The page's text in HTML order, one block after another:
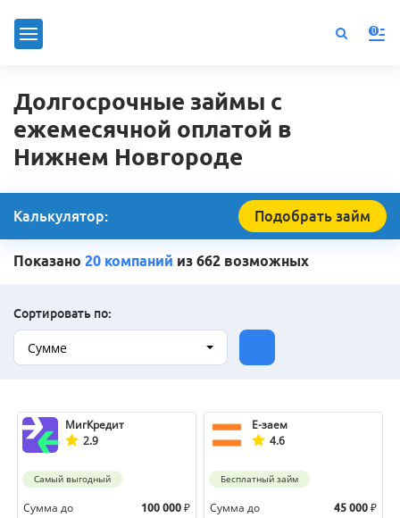
0
Долгосрочные займы с
ежемесячной оплатой в
Нижнем Новгороде
Калькулятор: Подобрать займ
Показано 20 компаний из 662 возможных
Сортировать по:
Сумме
МигКредит
2.9
Самый выгодный
Сумма до 100 000 ₽
Е-заем
4.6
Бесплатный займ
Сумма до 45 000 ₽